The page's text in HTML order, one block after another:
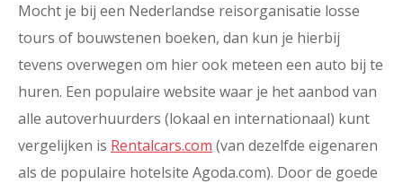
Mocht je bij een Nederlandse reisorganisatie losse
tours of bouwstenen boeken, dan kun je hierbij
tevens overwegen om hier ook meteen een auto bij te
huren. Een populaire website waar je het aanbod van
alle autoverhuurders (lokaal en internationaal) kunt
vergelijken is Rentalcars.com (van dezelfde eigenaren
als de populaire hotelsite Agoda.com). Door de goede